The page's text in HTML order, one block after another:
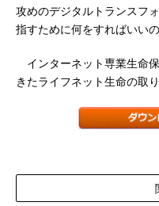
攻めのデジタルトランスフ
指すために何をすればいいの
インターネット専業生命
きたライフネット生命の取